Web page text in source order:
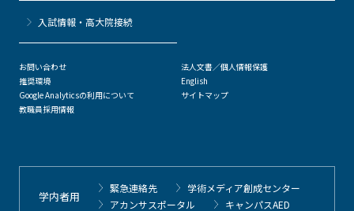
⼊試情報・高大院接続
お問い合わせ
推奨環境
Google Analyticsの利用について
教職員採用情報
法人文書／個人情報保護
English
サイトマップ
学内者用
緊急連絡先
学術メディア創成センター
アカンサスポータル
キャンパスAED